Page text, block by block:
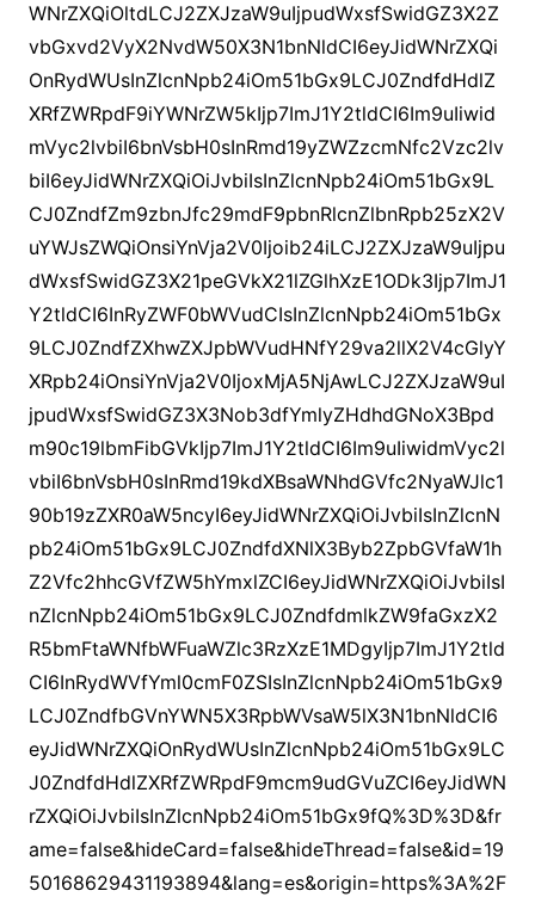
WNrZXQiOltdLCJ2ZXJzaW9uIjpudWxsfSwidGZ3X2Z
vbGxvd2VyX2NvdW50X3N1bnNldCI6eyJidWNrZXQi
OnRydWUsInZlcnNpb24iOm51bGx9LCJ0ZndfdHdlZ
XRfZWRpdF9iYWNrZW5kIjp7ImJ1Y2tldCI6Im9uIiwid
mVyc2lvbiI6bnVsbH0sInRmd19yZWZzcmNfc2Vzc2lv
biI6eyJidWNrZXQiOiJvbiIsInZlcnNpb24iOm51bGx9L
CJ0ZndfZm9zbnJfc29mdF9pbnRlcnZlbnRpb25zX2V
uYWJsZWQiOnsiYnVja2V0Ijoib24iLCJ2ZXJzaW9uIjpu
dWxsfSwidGZ3X21peGVkX21lZGlhXzE1ODk3Ijp7ImJ1
Y2tldCI6InRyZWF0bWVudCIsInZlcnNpb24iOm51bGx
9LCJ0ZndfZXhwZXJpbWVudHNfY29va2llX2V4cGlyY
XRpb24iOnsiYnVja2V0IjoxMjA5NjAwLCJ2ZXJzaW9uI
jpudWxsfSwidGZ3X3Nob3dfYmlyZHdhdGNoX3Bpd
m90c19lbmFibGVkIjp7ImJ1Y2tldCI6Im9uIiwidmVyc2l
vbiI6bnVsbH0sInRmd19kdXBsaWNhdGVfc2NyaWJlc1
90b19zZXR0aW5ncyI6eyJidWNrZXQiOiJvbiIsInZlcnN
pb24iOm51bGx9LCJ0ZndfdXNlX3Byb2ZpbGVfaW1h
Z2Vfc2hhcGVfZW5hYmxlZCI6eyJidWNrZXQiOiJvbiIsI
nZlcnNpb24iOm51bGx9LCJ0ZndfdmlkZW9faGxzX2
R5bmFtaWNfbWFuaWZlc3RzXzE1MDgyIjp7ImJ1Y2tld
CI6InRydWVfYml0cmF0ZSIsInZlcnNpb24iOm51bGx9
LCJ0ZndfbGVnYWN5X3RpbWVsaW5lX3N1bnNldCI6
eyJidWNrZXQiOnRydWUsInZlcnNpb24iOm51bGx9LC
J0ZndfdHdlZXRfZWRpdF9mcm9udGVuZCI6eyJidWN
rZXQiOiJvbiIsInZlcnNpb24iOm51bGx9fQ%3D%3D&fr
ame=false&hideCard=false&hideThread=false&id=19
50168629431193894&lang=es&origin=https%3A%2F